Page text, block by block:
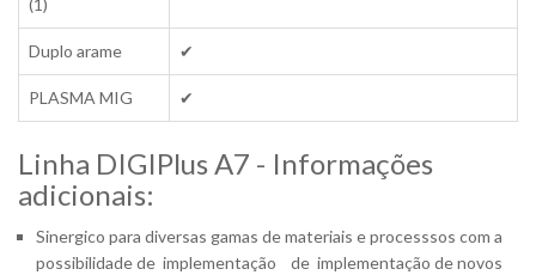
(1)
Duplo arame ✔
PLASMA MIG ✔
Linha DIGIPlus A7 - Informações
adicionais:
Sinergico para diversas gamas de materiais e processsos com a
possibilidade de implementação de implementação de novos